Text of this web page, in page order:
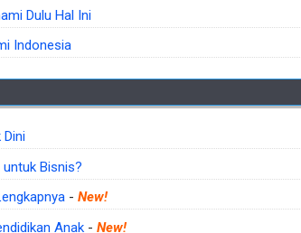
Dulu Hal Ini
Indonesia
Bisnis?
- New!
Anak- New!